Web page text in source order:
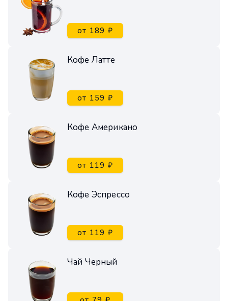
от 189 ₽
Кофе Латте
от 159 ₽
Кофе Американо
от 119 ₽
Кофе Эспрессо
от 119 ₽
Чай Черный